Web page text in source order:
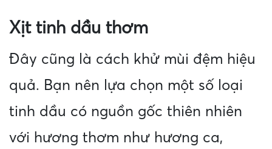
Xịt tinh dầu thơm
Đây cũng là cách khử mùi đệm hiệu
quả. Bạn nên lựa chọn một số loại
tinh dầu có nguồn gốc thiên nhiên
với hương thơm như hương ca,